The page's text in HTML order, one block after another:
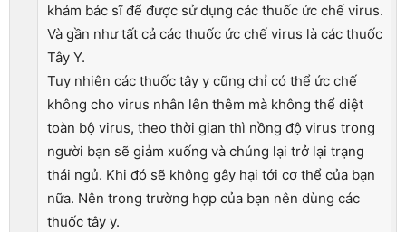
khám bác sĩ để được sử dụng các thuốc ức chế virus.
Và gần như tất cả các thuốc ức chế virus là các thuốc
Tây Y.
Tuy nhiên các thuốc tây y cũng chỉ có thể ức chế
không cho virus nhân lên thêm mà không thể diệt
toàn bộ virus, theo thời gian thì nồng độ virus trong
người bạn sẽ giảm xuống và chúng lại trở lại trạng
thái ngủ. Khi đó sẽ không gây hại tới cơ thể của bạn
nữa. Nên trong trường hợp của bạn nên dùng các
thuốc tây y.